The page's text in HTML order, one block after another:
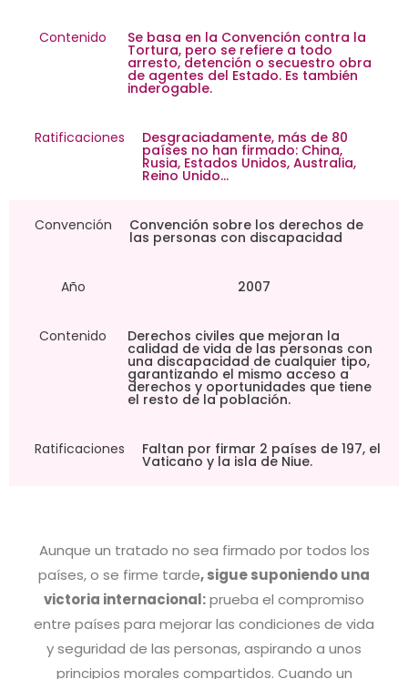
Contenido Se basa en la Convención contra la
Tortura, pero se refiere a todo
arresto, detención o secuestro obra
de agentes del Estado. Es también
inderogable.
Ratificaciones Desgraciadamente, más de 80
países no han firmado: China,
Rusia, Estados Unidos, Australia,
Reino Unido…
Convención Convención sobre los derechos de
las personas con discapacidad
Año 2007
Contenido Derechos civiles que mejoran la
calidad de vida de las personas con
una discapacidad de cualquier tipo,
garantizando el mismo acceso a
derechos y oportunidades que tiene
el resto de la población.
Ratificaciones Faltan por firmar 2 países de 197, el
Vaticano y la isla de Niue.
Aunque un tratado no sea firmado por todos los
países, o se firme tarde, sigue suponiendo una
victoria internacional:prueba el compromiso
entre países para mejorar las condiciones de vida
y seguridad de las personas, aspirando a unos
principios morales compartidos. Cuando un